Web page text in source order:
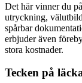
Det här vinner du
utryckning,
spårbar
erbjuder även
stora kostnader.
Tecken på